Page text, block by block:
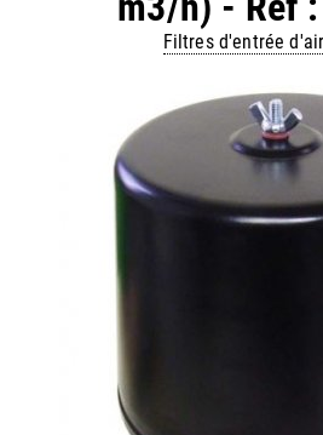
Filtres d'entrée